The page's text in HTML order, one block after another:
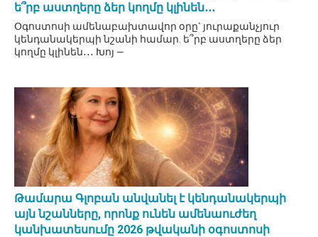
ե՞րբ աստղերը ձեր կողմը կլինեն․․․
Օգոստոսի ամենաբախտավոր օրը` յուրաքանչյուր
կենդանակերպի նշանի համար. ե՞րբ աստղերը ձեր
կողմը կլինեն․․․ Խոյ —
Թամարա Գլոբան անվանել է կենդանակերպի
այն նշանները, որոնք ունեն ամենաուժեղ
կանխատեսումը 2026 թվականի օգոստոսի